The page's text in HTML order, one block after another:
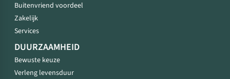
Buitenvriend voordeel
Zakelijk
Services
DUURZAAMHEID
Bewuste keuze
Verleng levensduur